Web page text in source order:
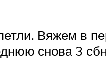
Вяжем в
снова 3